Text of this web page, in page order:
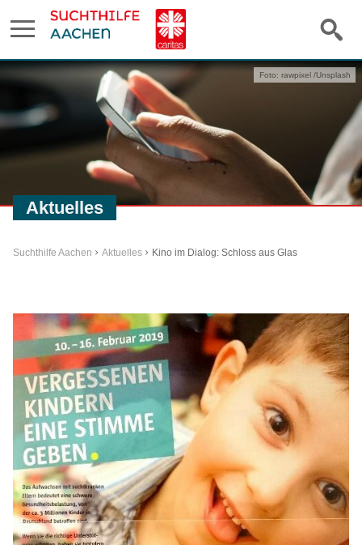
Aktuelles
Foto: rawpixel /Unsplash
Suchthilfe Aachen Aktuelles Kino im Dialog: Schloss aus Glas